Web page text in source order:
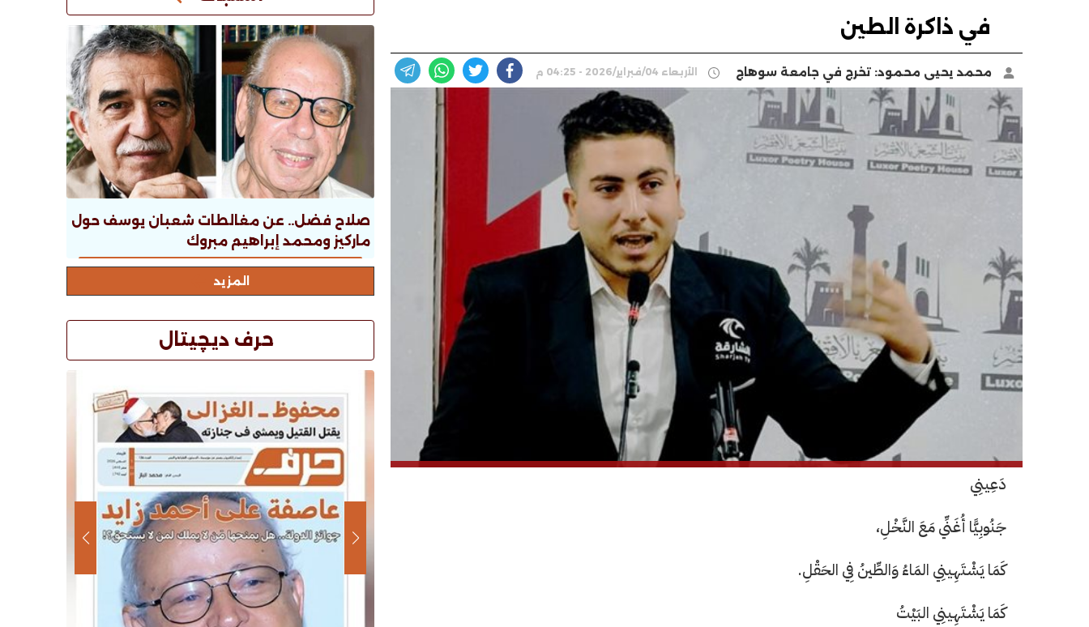
في ذاكرة الطين
محمد يحيى محمود: تخرج في جامعة سوهاج الأربعاء 04/فبراير/2026 - 04:25 م
دَعِينِي
جَنُوبِيًّا أُغَنِّي مَعَ النَّخْلِ،
كَمَا يَشْتَهِينِي المَاءُ وَالطِّينُ فِي الحَقْلِ.
كَمَا يَشْتَهِينِي البَيْتُ
صلاح فضل.. عن مغالطات شعبان يوسف حول
ماركيز ومحمد إبراهيم مبروك
المزيد
حرف ديچيتال